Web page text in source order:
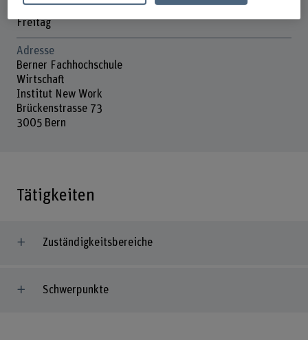
Donnerstag
Freitag
Adresse
Berner Fachhochschule
Wirtschaft
Institut New Work
Brückenstrasse 73
3005 Bern
Tätigkeiten
Zuständigkeitsbereiche
Schwerpunkte